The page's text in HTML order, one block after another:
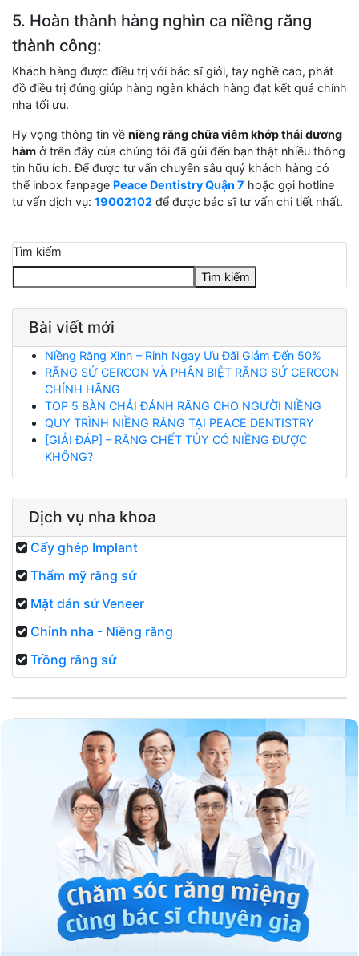
5. Hoàn thành hàng nghìn ca niềng răng
thành công:
Khách hàng được điều trị với bác sĩ giỏi, tay nghề cao, phát
đồ điều trị đúng giúp hàng ngàn khách hàng đạt kết quả chỉnh
nha tối ưu.
Hy vọng thông tin về niềng răng chữa viêm khớp thái dương
hàm ở trên đây của chúng tôi đã gửi đến bạn thật nhiều thông
tin hữu ích. Để được tư vấn chuyên sâu quý khách hàng có
thể inbox fanpage Peace Dentistry Quận 7 hoặc gọi hotline
tư vấn dịch vụ: 19002102 để được bác sĩ tư vấn chi tiết nhất.
Tìm kiếm
Tìm kiếm
Bài viết mới
Niềng Răng Xinh – Rinh Ngay Ưu Đãi Giảm Đến 50%
RĂNG SỨ CERCON VÀ PHÂN BIỆT RĂNG SỨ CERCON
CHÍNH HÃNG
TOP 5 BÀN CHẢI ĐÁNH RĂNG CHO NGƯỜI NIỀNG
QUY TRÌNH NIỀNG RĂNG TẠI PEACE DENTISTRY
[GIẢI ĐÁP] – RĂNG CHẾT TỦY CÓ NIỀNG ĐƯỢC
KHÔNG?
Dịch vụ nha khoa
Cấy ghép Implant
Thẩm mỹ răng sứ
Mặt dán sứ Veneer
Chỉnh nha - Niềng răng
Trồng răng sứ